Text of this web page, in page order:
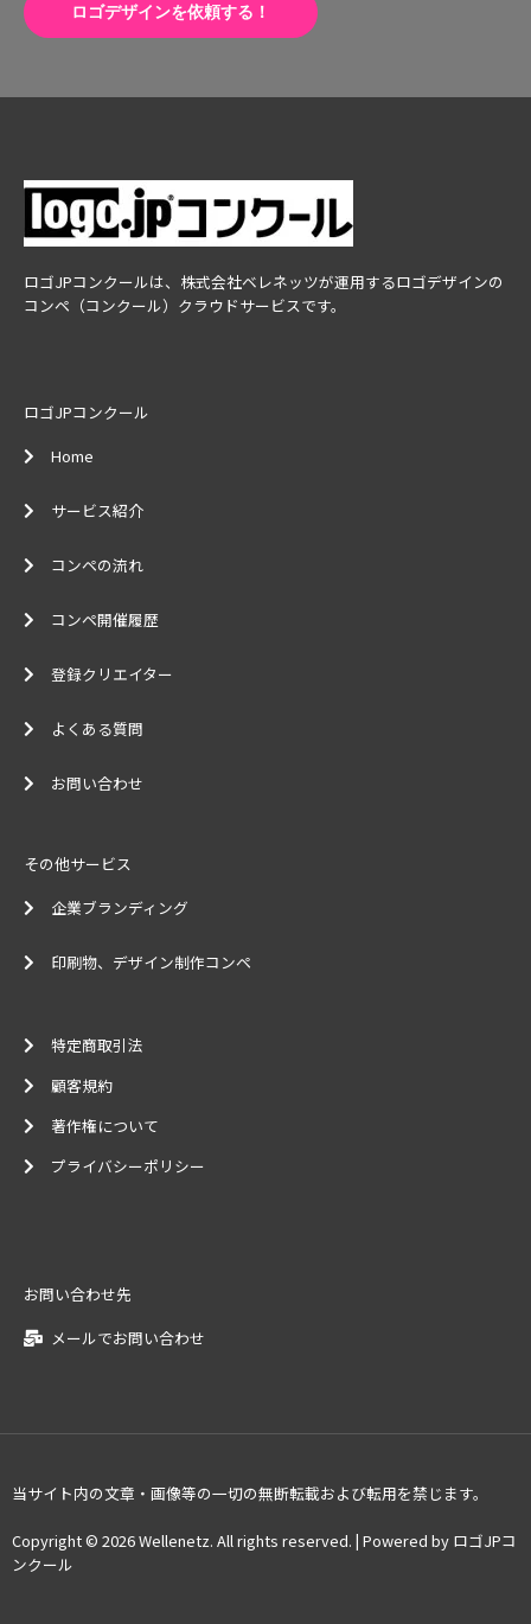
ロゴデザインを依頼する！
ロゴJPコンクールは、株式会社ベレネッツが運用するロゴデザインの
コンペ（コンクール）クラウドサービスです。
ロゴJPコンクール
Home
サービス紹介
コンペの流れ
コンペ開催履歴
登録クリエイター
よくある質問
お問い合わせ
その他サービス
企業ブランディング
印刷物、デザイン制作コンペ
特定商取引法
顧客規約
著作権について
プライバシーポリシー
お問い合わせ先
メールでお問い合わせ
当サイト内の文章・画像等の一切の無断転載および転用を禁じます。
Copyright © 2026 Wellenetz. All rights reserved. | Powered by ロゴJPコ
ンクール